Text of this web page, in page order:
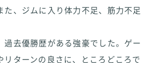
た、ジムに入り体力不足、筋力不足
過去優勝歴がある強豪でした。ゲー
リターンの良さに、ところどころで